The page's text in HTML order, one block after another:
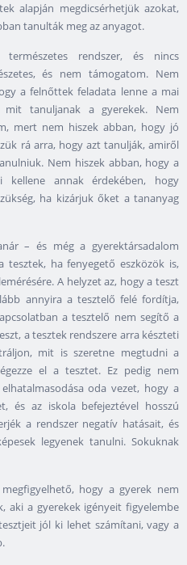
alapján megdicsérhetjük azokat,
tanulták meg az anyagot.
rendszer, és nincs
és nem támogatom. Nem
a felnőttek feladata lenne a mai
tanuljanak a gyerekek. Nem
mert nem hiszek abban, hogy jó
rá arra, hogy azt tanulják, amiről
Nem hiszek abban, hogy a
kellene annak érdekében, hogy
ha kizárjuk őket a tananyag
– és még a gyerektársadalom
tesztek, ha fenyegető eszközök is,
A helyzet az, hogy a teszt
annyira a tesztelő felé fordítja,
a tesztelő nem segítő a
a tesztek rendszere arra készteti
mit is szeretne megtudni a
el a tesztet. Ez pedig nem
oda vezet, hogy a
és az iskola befejeztével hosszú
a rendszer negatív hatásait, és
legyenek tanulni. Sokuknak
hogy a gyerek nem
aki a gyerekek igényeit figyelembe
jól ki lehet számítani, vagy a